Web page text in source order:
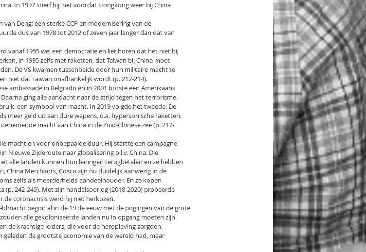
In 1997 stierf hij, net voordat Hongkong weer bij China
van Deng: een sterke CCP en modernisering van de
dus van 1978 tot 2012 of zeven jaar langer dan dat van
vanaf 1995 wel een democratie en liet horen dat het niet bij
in 1995 zelfs met raketten, dat Taiwan bij China moet
De VS kwamen tussenbeide door hun militaire macht te
niet dat Taiwan onafhankelijk wordt (p. 212-214).
ambassade in Belgrado en in 2001 botste een Amerikaans
ging alle aandacht naar de strijd tegen het terrorisme.
een symbool van macht. In 2019 volgde het tweede. De
meer geld uit aan dure wapens, o.a. hypersonische raketten.
macht van China in de Zuid-Chinese zee (p. 217-
macht en voor onbepaalde duur. Hij startte een campagne
Nieuwe Zijderoute naar globalisering o.l.v. China. Die
alle landen kunnen hun leningen terugbetalen en ze hebben
China Merchants, Cosco zijn nu duidelijk aanwezig in de
zelfs als meerderheids-aandeelhouder. En ze kopen
(p. 242-245). Met zijn handelsoorlog (2018-2020) probeerde
de coronacrisis werd hij niet herkozen.
begon al in de 19 de eeuw met de pogingen van de grote
alle gekoloniseerde landen nu in opgang moeten zijn.
de krachtige leiders, die voor de heropleving zorgden.
de grootste economie van de wereld had, maar